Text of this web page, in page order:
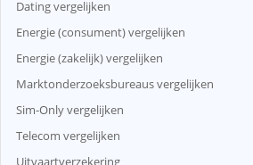
Dating vergelijken
Energie (consument) vergelijken
Energie (zakelijk) vergelijken
Marktonderzoeksbureaus vergelijken
Sim-Only vergelijken
Telecom vergelijken
Uitvaartverzekering